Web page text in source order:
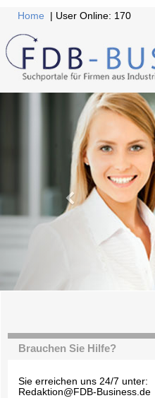
Home | User Online: 170
Brauchen Sie Hilfe?
Sie erreichen uns 24/7 unter:
Redaktion@FDB-Business.de